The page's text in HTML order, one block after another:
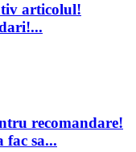
articolul!
recomandare!
fac sa...